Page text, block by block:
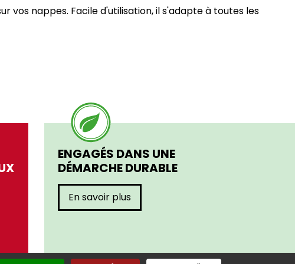
vos nappes. Facile d'utilisation, il s'adapte à toutes les
ENGAGÉS DANS UNE
DÉMARCHE DURABLE
En savoir plus